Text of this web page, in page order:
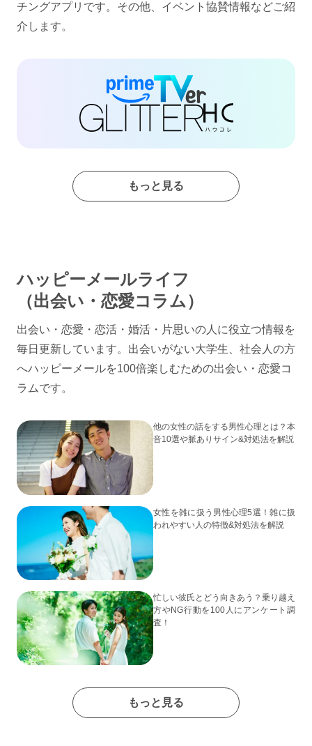
チングアプリです。その他、イベント協賛情報などご紹
介します。
もっと見る
ハッピーメールライフ
（出会い・恋愛コラム）
出会い・恋愛・恋活・婚活・片思いの人に役立つ情報を
毎日更新しています。出会いがない大学生、社会人の方
へハッピーメールを100倍楽しむための出会い・恋愛コ
ラムです。
他の女性の話をする男性心理とは？本
音10選や脈ありサイン&対処法を解説
女性を雑に扱う男性心理5選！雑に扱
われやすい人の特徴&対処法を解説
忙しい彼氏とどう向きあう？乗り越え
方やNG行動を100人にアンケート調
査！
もっと見る